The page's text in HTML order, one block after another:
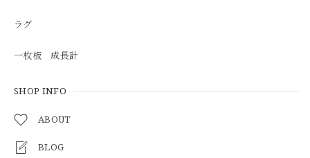
ラグ
一枚板 成長計
SHOP INFO
ABOUT
BLOG